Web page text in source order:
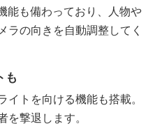
能も備わっており、人物や
ラの向きを自動調整してく
も
トを向ける機能も搭載。
を撃退します。